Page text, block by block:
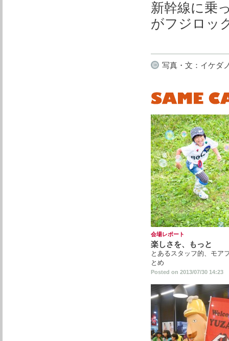
新幹線に乗
がフジロッ
replicas richard mille
写真・文：イケダ
会場レポート
楽しさを、もっと
とあるスタッフ的、モア
とめ
Posted on 2013/07/30 14:23